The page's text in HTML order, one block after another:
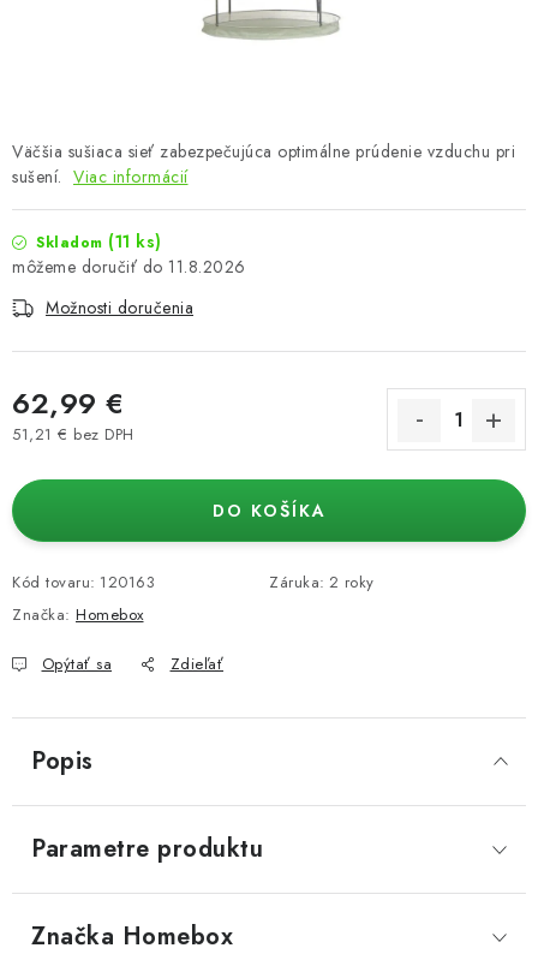
Podmienky o ochrane osobných údajov
Väčšia sušiaca sieť zabezpečujúca optimálne prúdenie vzduchu pri
sušení. Viac informácií
Skladom (11 ks)
11.8.2026
Možnosti doručenia
62,99 €
51,21 € bez DPH
DO KOŠÍKA
Kód tovaru: 120163 Záruka: 2 roky
Značka: Homebox
Opýtať sa Zdieľať
Popis
Parametre produktu
Značka Homebox